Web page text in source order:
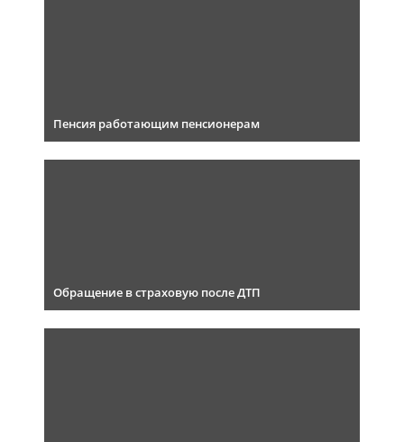
Пенсия работающим пенсионерам
Обращение в страховую после ДТП